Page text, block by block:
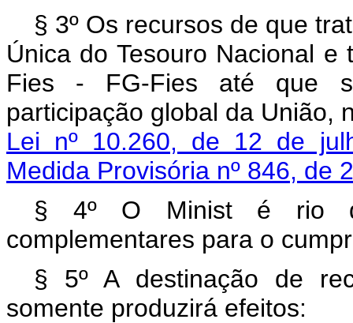
§ 3º Os recursos de que
Única do Tesouro Nacional
Fies - FG-Fies até que
participação global da União,
Lei nº 10.260, de 12 de
Medida Provisória nº 846, de
§ 4º O Minist é rio
complementares para o
§ 5º A destinação de
somente produzirá efeitos: